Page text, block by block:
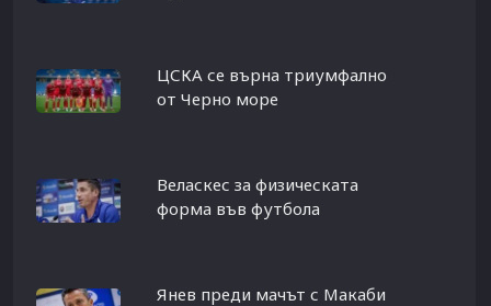
ЦСКА се върна триумфално
от Черно море
Веласкес за физическата
форма във футбола
Янев преди мачът с Макаби